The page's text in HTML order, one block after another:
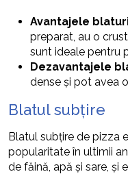
Avantajele
preparat, au o
sunt ideale pentru
Dezavantajele
dense și pot avea
Blatul subțire
Blatul subțire de pizza
popularitate în ultimii
de făină, apă și sare, și